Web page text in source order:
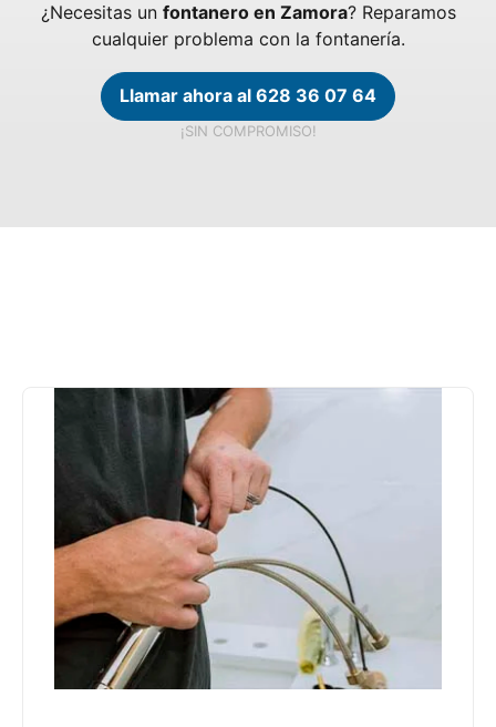
¿Necesitas un fontanero en Zamora? Reparamos
cualquier problema con la fontanería.
Llamar ahora al 628 36 07 64
¡SIN COMPROMISO!